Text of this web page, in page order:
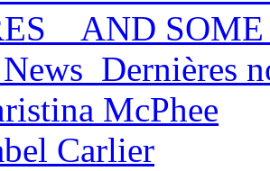
_ AND
McPhee
Carlier